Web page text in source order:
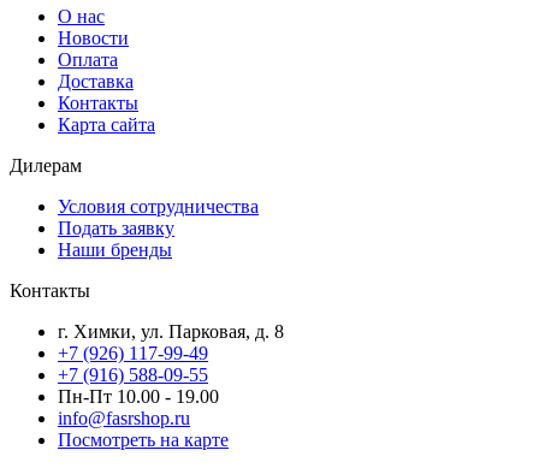
О нас
Новости
Оплата
Доставка
Контакты
Карта сайта
Дилерам
Условия сотрудничества
Подать заявку
Наши бренды
Контакты
г. Химки, ул. Парковая, д. 8
+7 (926) 117-99-49
+7 (916) 588-09-55
Пн-Пт 10.00 - 19.00
info@fasrshop.ru
Посмотреть на карте